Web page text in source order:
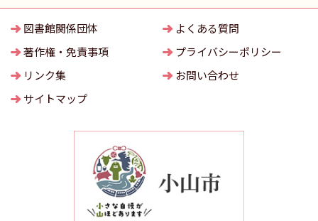
図書館関係団体
よくある質問
著作権・免責事項
プライバシーポリシー
リンク集
お問い合わせ
サイトマップ